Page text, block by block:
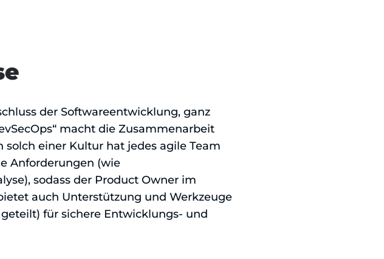
der Softwareentwicklung, ganz
macht die Zusammenarbeit
einer Kultur hat jedes agile Team
Anforderungen (wie
sodass der Product Owner im
auch Unterstützung und Werkzeuge
für sichere Entwicklungs- und